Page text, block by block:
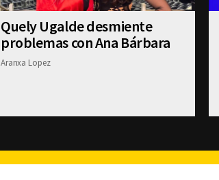
Quely Ugalde desmiente
problemas con Ana Bárbara
Aranxa Lopez